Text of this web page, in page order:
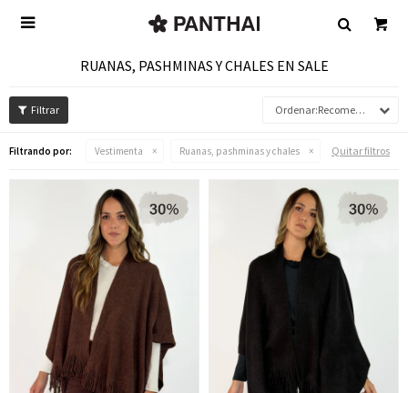

RUANAS, PASHMINAS Y CHALES EN SALE
Recomendados
Filtrando por: Vestimenta Ruanas, pashminas y chales Quitar filtros